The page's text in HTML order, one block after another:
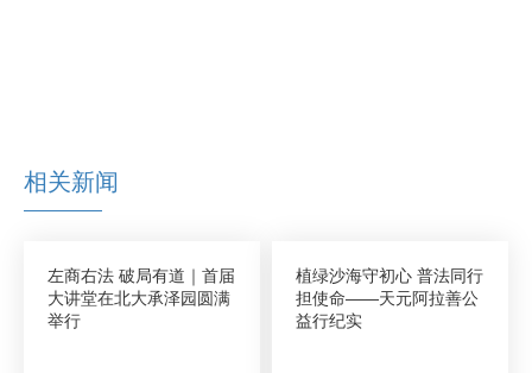
相关新闻
左商右法 破局有道｜首届
大讲堂在北大承泽园圆满
举行
植绿沙海守初心 普法同行
担使命——天元阿拉善公
益行纪实